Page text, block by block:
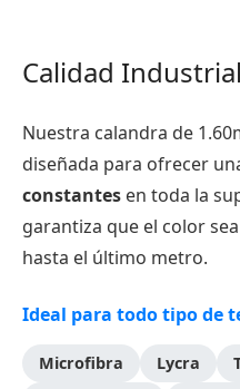
Calidad
Nuestra calandra de
diseñada para ofrecer
constantes en toda la
garantiza que el color
hasta el último metro.
Ideal para todo tipo de
Microfibra Lycra